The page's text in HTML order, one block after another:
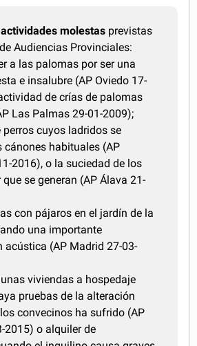
actividades molestas previstas
Audiencias Provinciales:
a las palomas por ser una
e insalubre (AP Oviedo 17-
de crías de palomas
Las Palmas 29-01-2009);
perros cuyos ladridos se
cánones habituales (AP
2016), o la suciedad de los
se generan (AP Álava 21-
con pájaros en el jardín de la
una importante
acústica (AP Madrid 27-03-
viviendas a hospedaje
pruebas de la alteración
convecinos ha sufrido (AP
2015) o alquiler de